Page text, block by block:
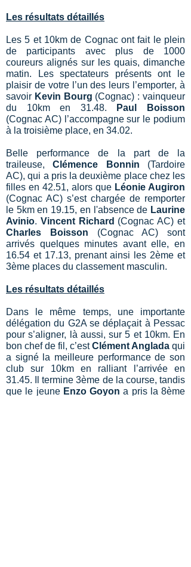
Les résultats détaillés
Les 5 et 10km de Cognac ont fait le plein
de participants avec plus de 1000
coureurs alignés sur les quais, dimanche
matin. Les spectateurs présents ont le
plaisir de votre l’un des leurs l’emporter, à
savoir Kevin Bourg (Cognac) : vainqueur
du 10km en 31.48. Paul Boisson
(Cognac AC) l’accompagne sur le podium
à la troisième place, en 34.02.
Belle performance de la part de la
traileuse,Clémence Bonnin (Tardoire
AC), qui a pris la deuxième place chez les
filles en 42.51, alors que Léonie Augiron
(Cognac AC) s’est chargée de remporter
le 5km en 19.15, en l'absence de Laurine
Avinio. Vincent Richard (Cognac AC) et
Charles Boisson (Cognac AC) sont
arrivés quelques minutes avant elle, en
16.54 et 17.13, prenant ainsi les 2ème et
3ème places du classement masculin.
Les résultats détaillés
Dans le même temps, une importante
délégation du G2A se déplaçait à Pessac
pour s’aligner, là aussi, sur 5 et 10km. En
bon chef de fil, c’estClément Anglada qui
a signé la meilleure performance de son
club sur 10km en ralliant l’arrivée en
31.45. Il termine 3ème de la course, tandis
que le jeune Enzo Goyon a pris la 8ème